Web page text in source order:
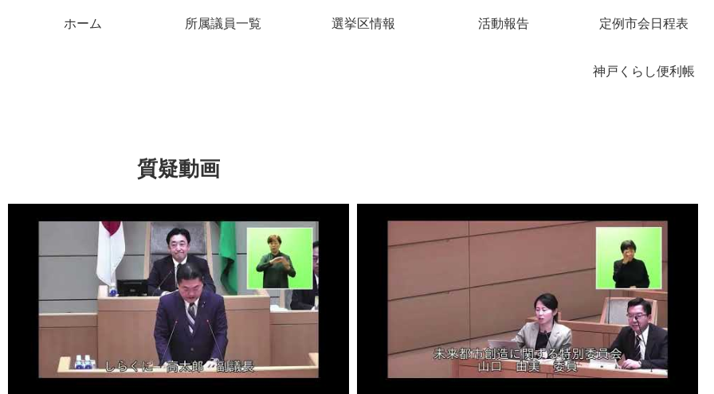
ホーム 所属議員一覧 選挙区情報 活動報告 定例市会日程表
神戸くらし便利帳
質疑動画